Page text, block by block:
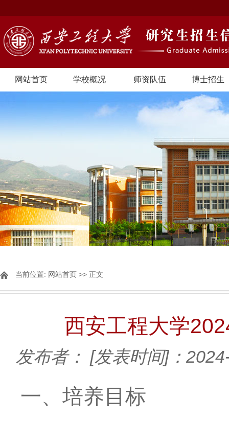
网站首页 学校概况 师资队伍 博士招生
当前位置: 网站首页 >> 正文
西安工程大学
发布者： [发表时间]：
一、培养目标